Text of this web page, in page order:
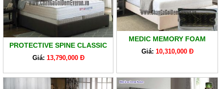
PROTECTIVE SPINE CLASSIC
Giá: 13,790,000 Đ
MEDIC MEMORY FOAM
Giá: 10,310,000 Đ